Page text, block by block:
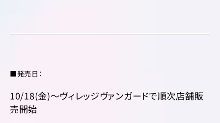
■発売日：
10/18(金)～ヴィレッジヴァンガードで順次店舗販
売開始